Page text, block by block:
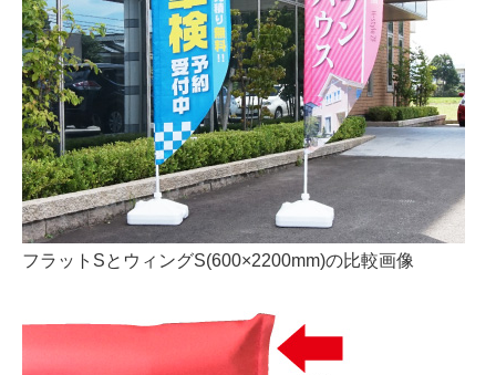
フラットSとウィングS(600×2200mm)の比較画像